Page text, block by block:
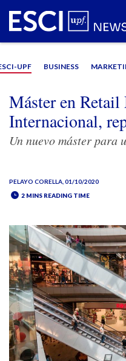
UPF BUSINESS
Máster en Retail
Internacional,
Un nuevo máster para
PELAYO CORELLA , 01/10/2020
2 MINS READING TIME